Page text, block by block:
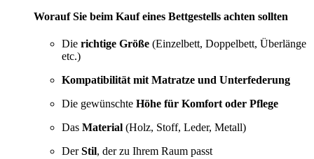
Worauf Sie beim Kauf eines Bettgestells achten sollten
Die richtige Größe (Einzelbett, Doppelbett, Überlänge
etc.)
Kompatibilität mit Matratze und Unterfederung
Die gewünschte Höhe für Komfort oder Pflege
Das Material (Holz, Stoff, Leder, Metall)
DerStil, der zu Ihrem Raum passt